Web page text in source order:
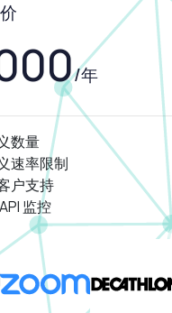
/年
数量
速率限制
户支持
监控